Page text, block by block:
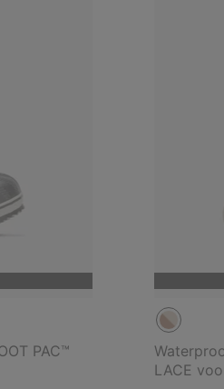
PAC™
LACE